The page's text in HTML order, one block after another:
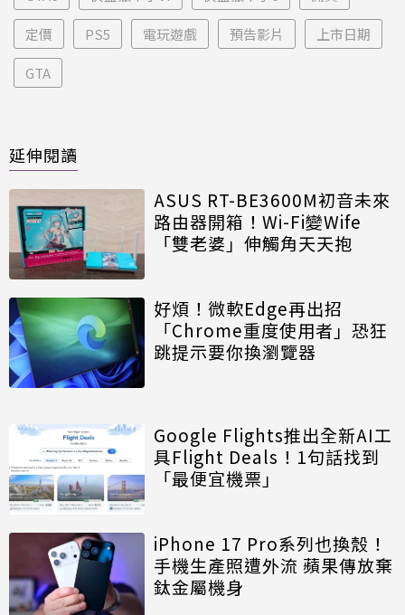
定價 PS5 電玩遊戲 預告影片 上市日期
GTA
延伸閱讀
ASUS RT-BE3600M初音未來
路由器開箱！Wi-Fi變Wife
「雙老婆」伸觸角天天抱
好煩！微軟Edge再出招
「Chrome重度使用者」恐狂
跳提示要你換瀏覽器
Google Flights推出全新AI工
具Flight Deals！1句話找到
「最便宜機票」
iPhone 17 Pro系列也換殼！
手機生產照遭外流 蘋果傳放棄
鈦金屬機身